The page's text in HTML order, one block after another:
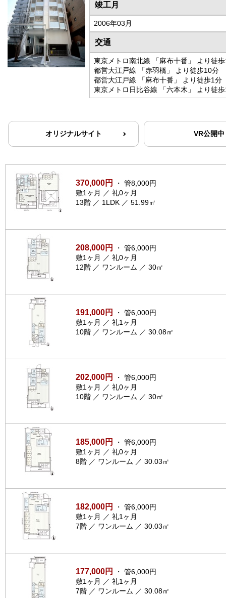
竣工月
2006年03月
交通
東京メトロ南北線 「麻布十番」 より徒
都営大江戸線 「赤羽橋」 より徒歩10分
都営大江戸線 「麻布十番」 より徒歩1分
東京メトロ日比谷線 「六本木」 より徒
オリジナルサイト VR公開中
370,000円
・ 管8,000円
敷1ヶ月 ／ 礼0ヶ月
13階 ／ 1LDK ／ 51.99㎡
208,000円
・ 管6,000円
敷1ヶ月 ／ 礼0ヶ月
12階 ／ ワンルーム ／ 30㎡
191,000円
・ 管6,000円
敷1ヶ月 ／ 礼1ヶ月
10階 ／ ワンルーム ／ 30.08㎡
202,000円
・ 管6,000円
敷1ヶ月 ／ 礼0ヶ月
10階 ／ ワンルーム ／ 30㎡
185,000円
・ 管6,000円
敷1ヶ月 ／ 礼0ヶ月
8階 ／ ワンルーム ／ 30.03㎡
182,000円
・ 管6,000円
敷1ヶ月 ／ 礼1ヶ月
7階 ／ ワンルーム ／ 30.03㎡
177,000円
・ 管6,000円
敷1ヶ月 ／ 礼1ヶ月
7階 ／ ワンルーム ／ 30.08㎡